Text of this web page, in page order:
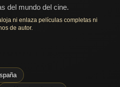
del mundo del cine.
ni enlaza películas completas ni
de autor.